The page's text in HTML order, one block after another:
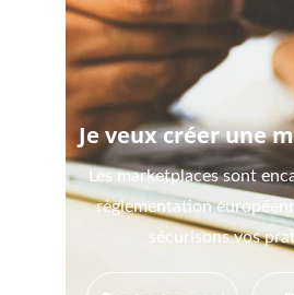
Je veux créer une
Les marketplaces sont
règlementation
sécurisons vos